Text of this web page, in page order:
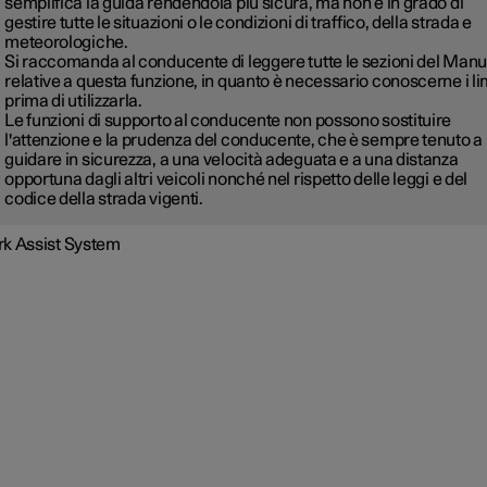
gestire tutte le situazioni o le condizioni di traffico, della strada e
meteorologiche.
Si raccomanda al conducente di leggere tutte le sezioni del
relative a questa funzione, in quanto è necessario conoscerne i
prima di utilizzarla.
Le funzioni di supporto al conducente non possono sostituire
l'attenzione e la prudenza del conducente, che è sempre tenuto a
guidare in sicurezza, a una velocità adeguata e a una distanza
opportuna dagli altri veicoli nonché nel rispetto delle leggi e del
codice della strada vigenti.
Assist System